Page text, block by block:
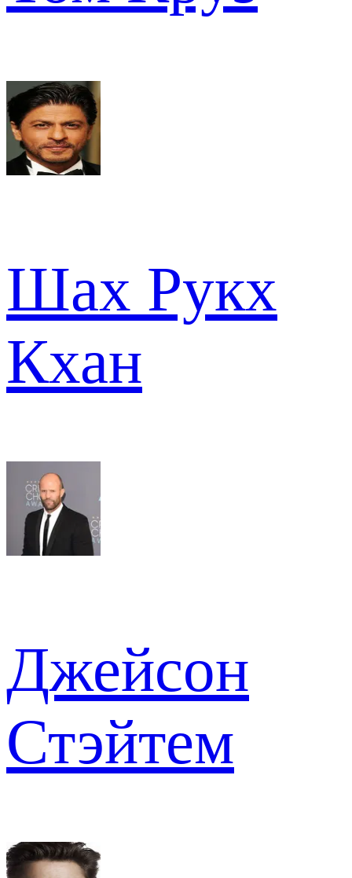
Шах Рукх
Кхан
Джейсон
Стэйтем